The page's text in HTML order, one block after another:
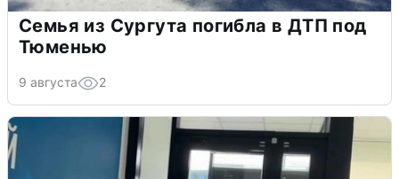
Семья из Сургута погибла в ДТП под
Тюменью
9 августа 2